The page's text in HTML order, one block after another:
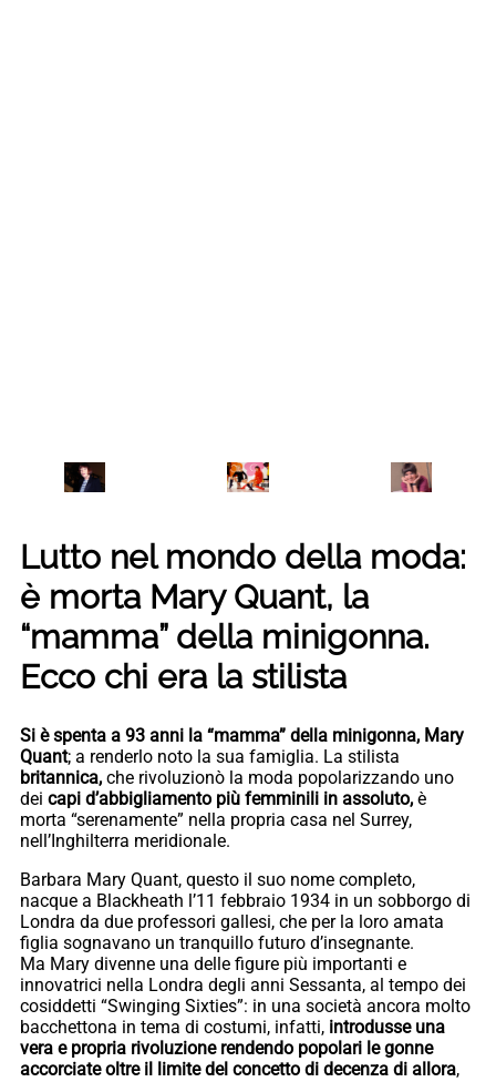
Lutto nel mondo della moda:
è morta Mary Quant, la
“mamma” della minigonna.
Ecco chi era la stilista
Si è spenta a 93 anni la “mamma” della minigonna, Mary
Quant; a renderlo noto la sua famiglia. La stilista
britannica, che rivoluzionò la moda popolarizzando uno
dei capi d’abbigliamento più femminili in assoluto, è
morta “serenamente” nella propria casa nel Surrey,
nell’Inghilterra meridionale.
Barbara Mary Quant, questo il suo nome completo,
nacque a Blackheath l’11 febbraio 1934 in un sobborgo di
Londra da due professori gallesi, che per la loro amata
figlia sognavano un tranquillo futuro d’insegnante.
Ma Mary divenne una delle figure più importanti e
innovatrici nella Londra degli anni Sessanta, al tempo dei
cosiddetti “Swinging Sixties”: in una società ancora molto
bacchettona in tema di costumi, infatti, introdusse una
vera e propria rivoluzione rendendo popolari le gonne
accorciate oltre il limite del concetto di decenza di allora,